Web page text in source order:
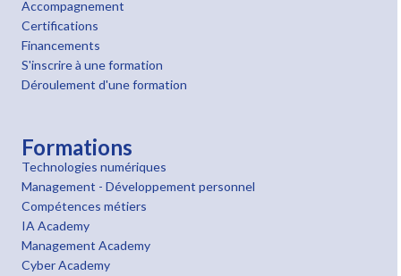
Accompagnement
Certifications
Financements
S'inscrire à une formation
Déroulement d'une formation
Formations
Technologies numériques
Management - Développement personnel
Compétences métiers
IA Academy
Management Academy
Cyber Academy